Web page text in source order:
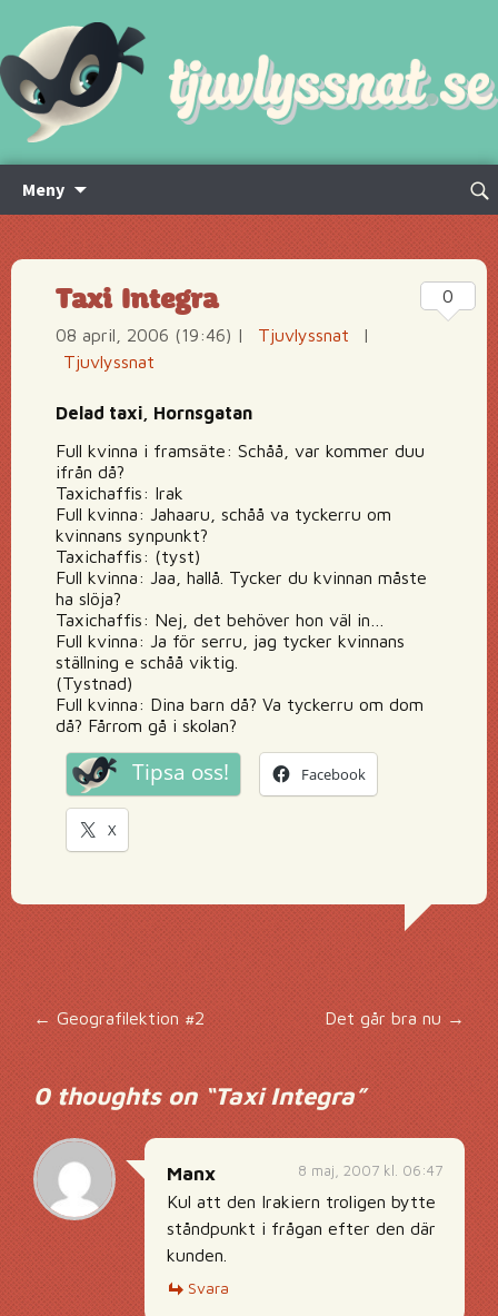
Meny
innehåll
Sök
Taxi Integra
08 april, 2006 (19:46) | Tjuvlyssnat
|
Tjuvlyssnat
Delad taxi, Hornsgatan
Full kvinna i framsäte: Schåå, var kommer duu
ifrån då?
Taxichaffis: Irak
Full kvinna: Jahaaru, schåå va tyckerru om
kvinnans synpunkt?
Taxichaffis: (tyst)
Full kvinna: Jaa, hallå. Tycker du kvinnan måste
ha slöja?
Taxichaffis: Nej, det behöver hon väl in…
Full kvinna: Ja för serru, jag tycker kvinnans
ställning e schåå viktig.
(Tystnad)
Full kvinna: Dina barn då? Va tyckerru om dom
då? Fårrom gå i skolan?
Tipsa oss! Facebook
X
0
Inläggsnavigering
← Geografilektion #2 Det går bra nu→
0 thoughts on “Taxi Integra”
8 maj, 2007 kl. 06:47
Manx
Kul att den Irakiern troligen bytte
ståndpunkt i frågan efter den där
kunden.
Svara